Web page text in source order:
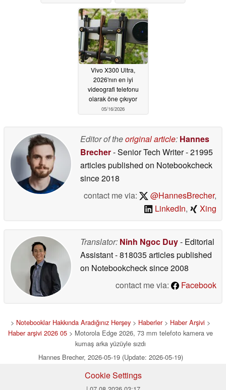
Vivo X300 Ultra,
2026'nın en iyi
videografi telefonu
olarak öne çıkıyor
05/16/2026
Editor of theoriginal article: Hannes
Brecher- Senior Tech Writer- 21995
articles published on Notebookcheck
since 2018
contact me via:
@HannesBrecher,
LinkedIn, Xing
Translator: Ninh Ngoc Duy- Editorial
Assistant- 818035 articles published
on Notebookchecksince 2008
contact me via:
Facebook
> Notebooklar Hakkında Aradığınız Herşey > Haberler> Haber Arşivi >
Haber arşivi 2026 05 > Motorola Edge 2026, 73 mm telefoto kamera ve
kumaş arka yüzüyle sızdı
Hannes Brecher, 2026-05-19 (Update: 2026-05-19)
Cookie Settings